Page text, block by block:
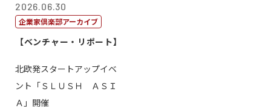
2026.06.30
企業家倶楽部アーカイブ
【ベンチャー・リポート】
北欧発スタートアップイベ
ント「ＳＬＵＳＨ ＡＳＩ
Ａ」開催